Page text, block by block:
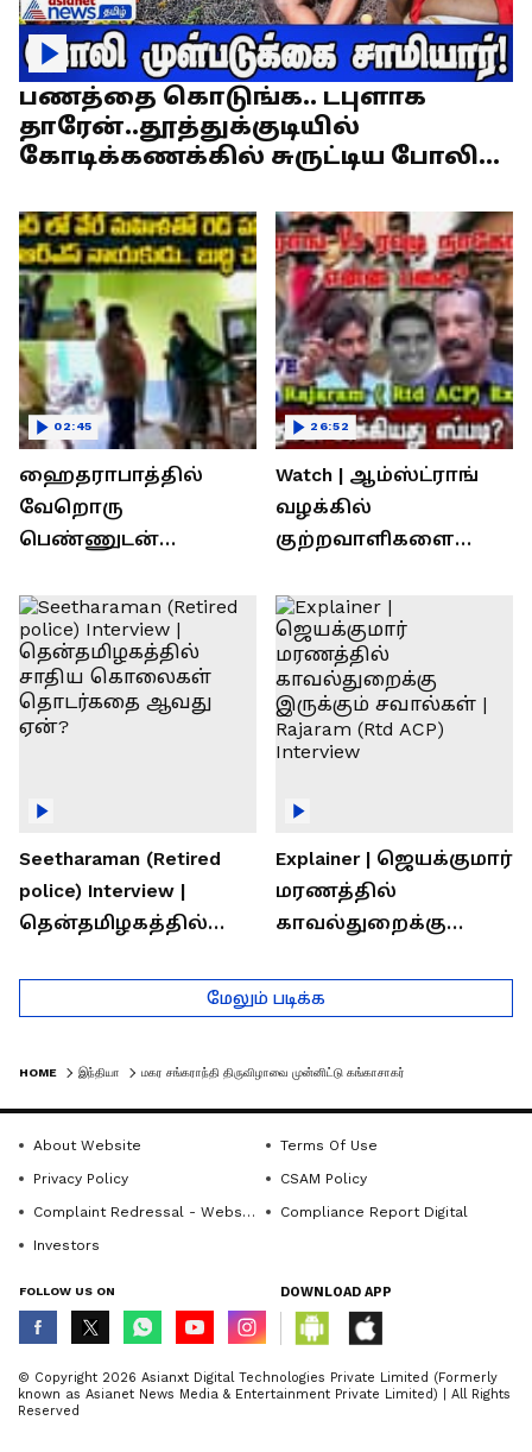
பணத்தை கொடுங்க.. டபுளாக
தாரேன்..தூத்துக்குடியில்
கோடிக்கணக்கில் சுருட்டிய போலி
ஹைதராபாத்தில்
வேறொரு
பெண்ணுடன்
தலைவரை மடக்கி
பிடித்த மனைவி
02:45
Watch | ஆம்ஸ்ட்ராங்
வழக்கில்
குற்றவாளிகளை
காவல்துறை? / Rajaram
Rtd ACP Interview
26:52
Seetharaman (Retired
police) Interview |
தென்தமிழகத்தில்
தொடர்கதை ஆவது
ஏன்?
Explainer | ஜெயக்குமார்
மரணத்தில்
காவல்துறைக்கு
Rajaram (Rtd ACP)
Interview
மேலும் படிக்க
HOME இந்தியா
About Website
Terms Of Use
Privacy Policy
CSAM Policy
Complaint Redressal - Website
Compliance Report Digital
Investors
FOLLOW US ON DOWNLOAD APP
© Copyright 2026 Asianxt Digital Technologies Private Limited (Formerly
known as Asianet News Media & Entertainment Private Limited) | All Rights
Reserved